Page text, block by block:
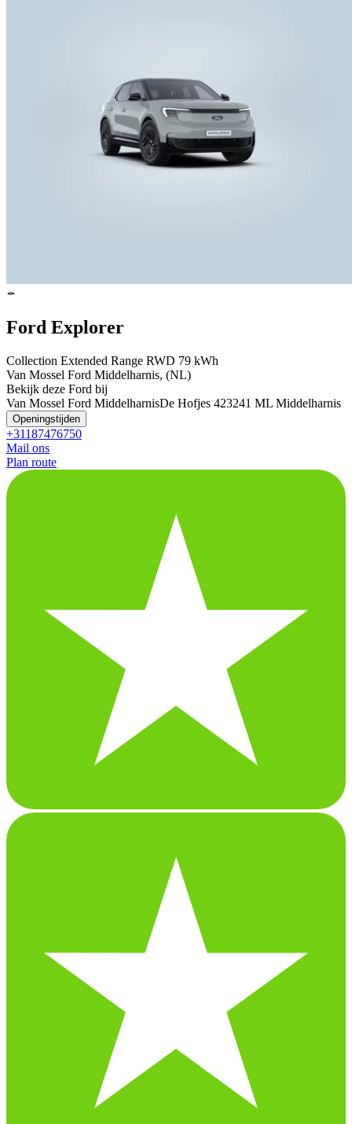
Ford Explorer
Collection Extended Range RWD 79 kWh
Van Mossel Ford Middelharnis, (NL)
Bekijk deze Ford bij
Van Mossel Ford MiddelharnisDe Hofjes 423241 ML Middelharnis
Openingstijden
+31187476750
Mail ons
Plan route